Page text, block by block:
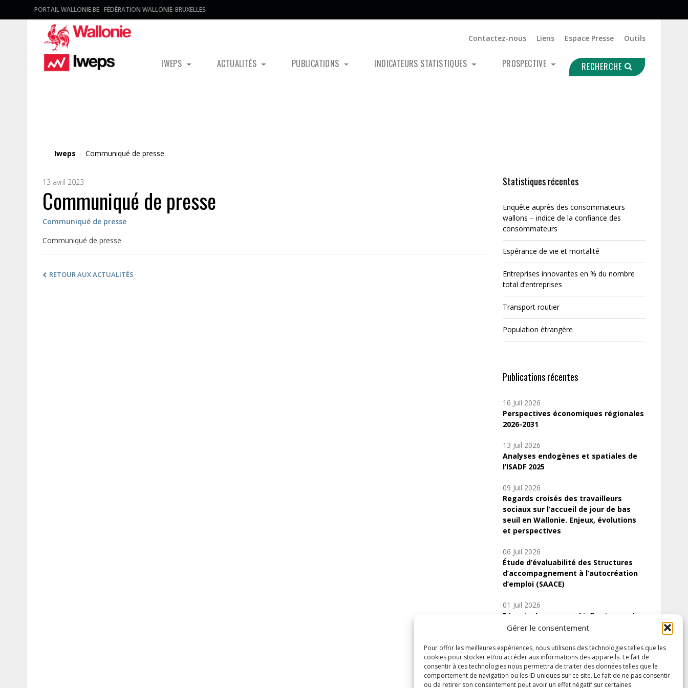
Gérer le consentement
Pour offrir les meilleures expériences, nous utilisons des technologies telles que les
cookies pour stocker et/ou accéder aux informations des appareils. Le fait de
consentir à ces technologies nous permettra de traiter des données telles que le
comportement de navigation ou les ID uniques sur ce site. Le fait de ne pas consentir
ou de retirer son consentement peut avoir un effet négatif sur certaines
PORTAIL WALLONIE.BE FÉDÉRATION WALLONIE-BRUXELLES
Contactez-nous Liens Espace Presse Outils
IWEPS ACTUALITÉS PUBLICATIONS INDICATEURS STATISTIQUES PROSPECTIVE RECHERCHE
Iweps / Communiqué de presse
13 avril 2023
Communiqué de presse
Communiqué de presse
Communiqué de presse
RETOUR AUX ACTUALITÉS
Statistiques récentes
Enquête auprès des consommateurs
wallons – indice de la confiance des
consommateurs
Espérance de vie et mortalité
Entreprises innovantes en % du nombre
total d’entreprises
Transport routier
Population étrangère
Publications récentes
16 Juil 2026
Perspectives économiques régionales
2026-2031
13 Juil 2026
Analyses endogènes et spatiales de
l’ISADF 2025
09 Juil 2026
Regards croisés des travailleurs
sociaux sur l’accueil de jour de bas
seuil en Wallonie. Enjeux, évolutions
et perspectives
06 Juil 2026
Étude d’évaluabilité des Structures
d’accompagnement à l’autocréation
d’emploi (SAACE)
01 Juil 2026
Pénurie du personnel infirmier :quels
indicateurs d’offre de soins pour
Inscrivez-vous à notre newsletter